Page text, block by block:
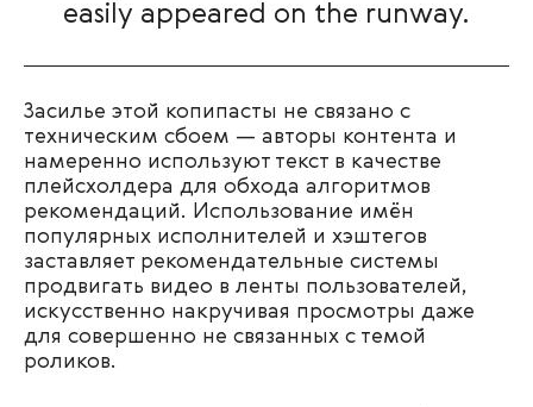
easily appeared on the runway.
Засилье этой копипасты не связано с
техническим сбоем — авторы контента и
намеренно используют текст в качестве
плейсхолдера для обхода алгоритмов
рекомендаций. Использование имён
популярных исполнителей и хэштегов
заставляет рекомендательные системы
продвигать видео в ленты пользователей,
искусственно накручивая просмотры даже
для совершенно не связанных с темой
роликов.